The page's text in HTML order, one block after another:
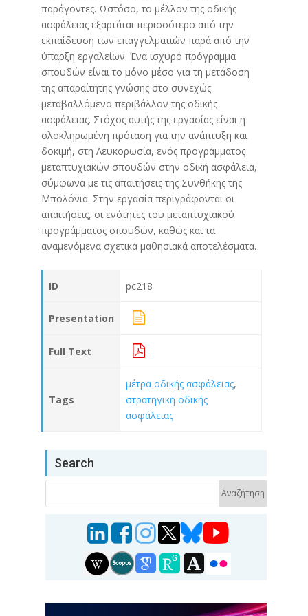
παράγοντες. Ωστόσο, το μέλλον της οδικής
ασφάλειας εξαρτάται περισσότερο από την
εκπαίδευση των επαγγελματιών παρά από την
ύπαρξη εργαλείων. Ένα ισχυρό πρόγραμμα
σπουδών είναι το μόνο μέσο για τη μετάδοση
της απαραίτητης γνώσης στο συνεχώς
μεταβαλλόμενο περιβάλλον της οδικής
ασφάλειας. Στόχος αυτής της εργασίας είναι η
ολοκληρωμένη πρόταση για την ανάπτυξη και
δοκιμή, στη Λευκορωσία, ενός προγράμματος
μεταπτυχιακών σπουδών στην οδική ασφάλεια,
σύμφωνα με τις απαιτήσεις της Συνθήκης της
Μπολόνια. Στην εργασία περιγράφονται οι
απαιτήσεις, οι ενότητες του μεταπτυχιακού
προγράμματος σπουδών, καθώς και τα
αναμενόμενα σχετικά μαθησιακά αποτελέσματα.
ID pc218
Presentation
Full Text
Tags
μέτρα οδικής ασφάλειας,
στρατηγική οδικής
ασφάλειας
Search